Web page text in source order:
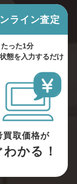
ライン査定
たった1分
態を入力するだけ
買取価格が
かる！